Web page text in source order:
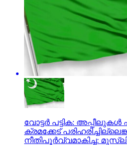
വോട്ടര്‍ പട്ടിക:
ക്രമക്കേട്
നീതിപൂര്‍വ്വമാകിച്ച: